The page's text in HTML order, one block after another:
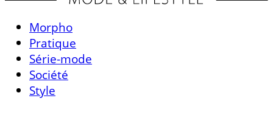
Morpho
Pratique
Série-mode
Société
Style